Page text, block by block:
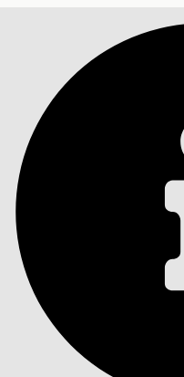
Índice de materias
ÍNDICE DE MATERIAS